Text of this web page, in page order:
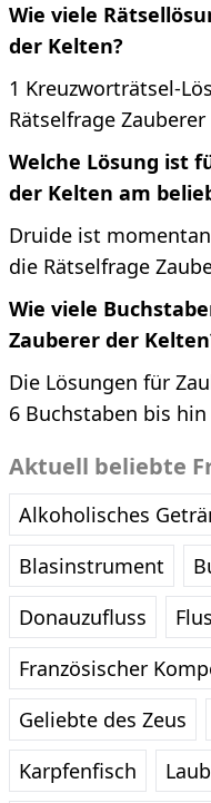
Wie viele
der Kelten?
1 Kreuzworträtsel-
Rätselfrage
Welche Lösung ist
der Kelten am
Druide ist
die Rätselfrage
Wie viele
Zauberer der
Die Lösungen für
6 Buchstaben bis
Aktuell beliebte
Alkoholisches
Blasinstrument
Donauzufluss
Französischer
Geliebte des Zeus
Karpfenfisch